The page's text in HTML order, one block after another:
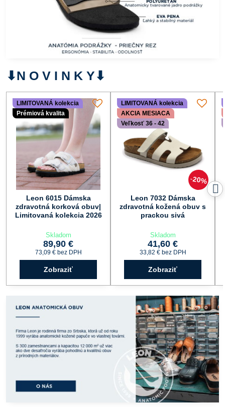
⬇︎N O V I N K Y⬇︎
LIMITOVANÁ kolekcia
Prémiová kvalita
Leon 6015 Dámska
zdravotná korková obuv|
Limitovaná kolekcia 2026
Skladom
89,90 €
73,09 € bez DPH
Zobraziť
20%
LIMITOVANÁ kolekcia
AKCIA MESIACA
Veľkosť 36 - 42
Leon 7032 Dámska
zdravotná kožená obuv s
prackou sivá
Skladom
41,60 €
33,82 € bez DPH
Zobraziť